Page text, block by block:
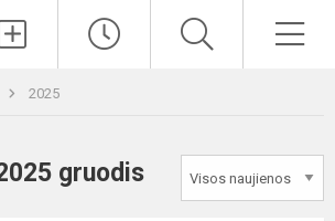
2025
gruodis